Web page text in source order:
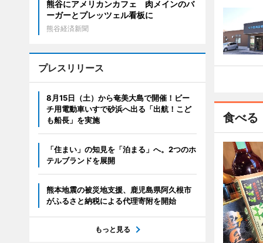
食べる
熊谷にアメリカンカフェ 肉メインのバ
ーガーとプレッツェル看板に
熊谷経済新聞
プレスリリース
8月15日（土）から奄美大島で開催！ビー
チ用電動車いすで砂浜へ出る「出航！こど
も船長」を実施
「住まい」の知見を「泊まる」へ。2つのホ
テルブランドを展開
熊本地震の被災地支援、鹿児島県阿久根市
がふるさと納税による代理寄附を開始
もっと見る